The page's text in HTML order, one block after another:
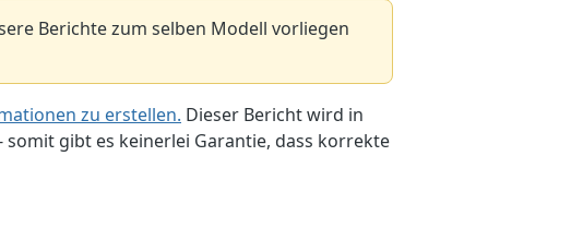
Berichte zum selben Modell vorliegen
zu erstellen. Dieser Bericht wird in
gibt es keinerlei Garantie, dass korrekte